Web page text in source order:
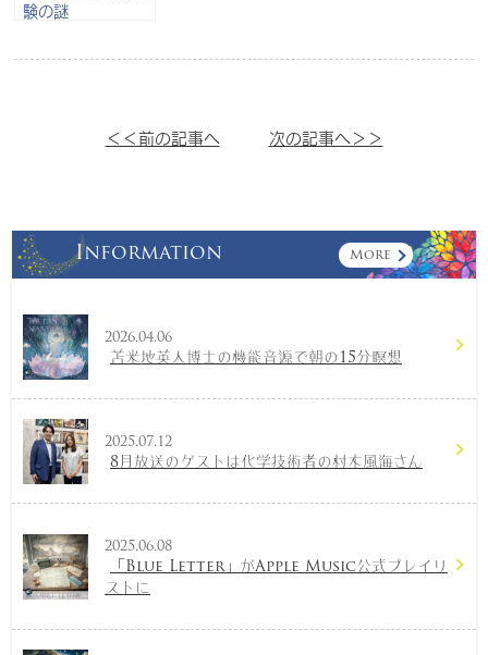
験の謎
＜＜前の記事へ 次の記事へ＞＞
Information More
2026.04.06
苫米地英人博士の機能音源で朝の15分瞑想
2025.07.12
8月放送のゲストは化学技術者の村木風海さん
2025.06.08
「Blue Letter」がApple Music公式プレイリ
ストに